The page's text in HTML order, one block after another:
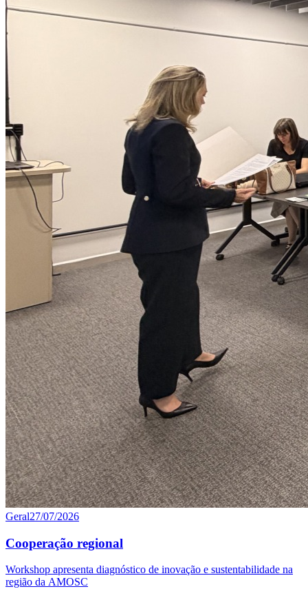
Geral27/07/2026
Cooperação regional
Workshop apresenta diagnóstico de inovação e sustentabilidade na
região da AMOSC